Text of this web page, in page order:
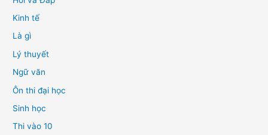
Kinh tế
Là gì
Lý thuyết
Ngữ văn
Ôn thi đại học
Sinh học
Thi vào 10